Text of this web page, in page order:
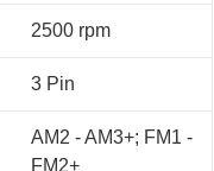
2500 rpm
3 Pin
AM2 - AM3+; FM1 -
FM2+